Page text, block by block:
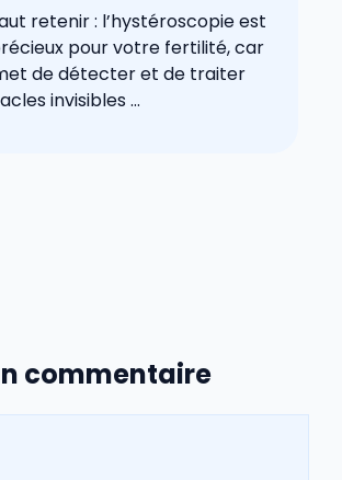
retenir : l’hystéroscopie est
pour votre fertilité, car
de détecter et de traiter
invisibles ...
commentaire